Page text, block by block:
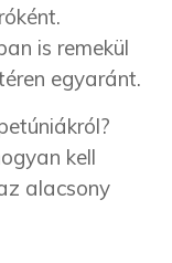
is remekül
egyaránt.
kell
alacsony